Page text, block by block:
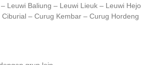
Leuwi Baliung – Leuwi Lieuk – Leuwi Hejo
– Curug Kembar – Curug Hordeng